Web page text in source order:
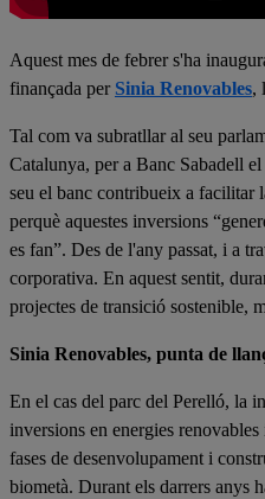
Aquest mes de febrer s'ha
finançada per Sinia Renovables,
Tal com va subratllar al seu
Catalunya, per a Banc Sabadell
seu el banc contribueix a facilitar
perquè aquestes inversions
es fan”. Des de l'any passat, i a
corporativa. En aquest sentit,
projectes de transició sostenible,
Sinia Renovables, punta de
En el cas del parc del Perelló, la
inversions en energies
fases de desenvolupament i
biometà. Durant els darrers anys